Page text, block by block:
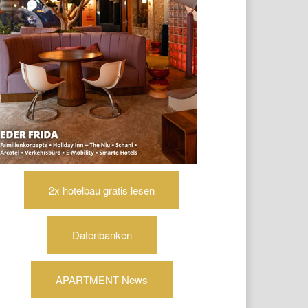
2x hotelbau gratis lesen
Datenbanken
APARTMENT-News